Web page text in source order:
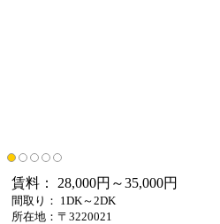
賃料： 28,000円～35,000円
間取り： 1DK～2DK
所在地：〒3220021